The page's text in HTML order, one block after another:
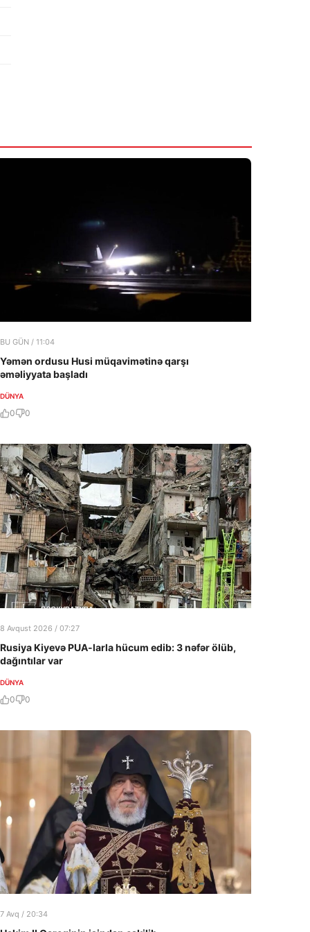
BU GÜN / 11:04
Yəmən ordusu Husi müqavimətinə qarşı
əməliyyata başladı
DÜNYA
0 0
8 Avqust 2026 / 07:27
Rusiya Kiyevə PUA-larla hücum edib: 3 nəfər ölüb,
dağıntılar var
DÜNYA
0 0
7 Avq / 20:34